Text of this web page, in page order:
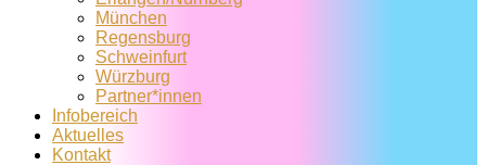
München
Regensburg
Schweinfurt
Würzburg
Partner*innen
Infobereich
Aktuelles
Kontakt